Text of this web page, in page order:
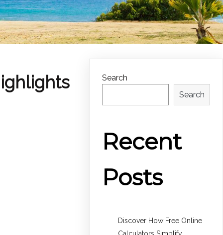
Search
Search
Recent
Posts
Discover How Free Online
Calculators Simplify